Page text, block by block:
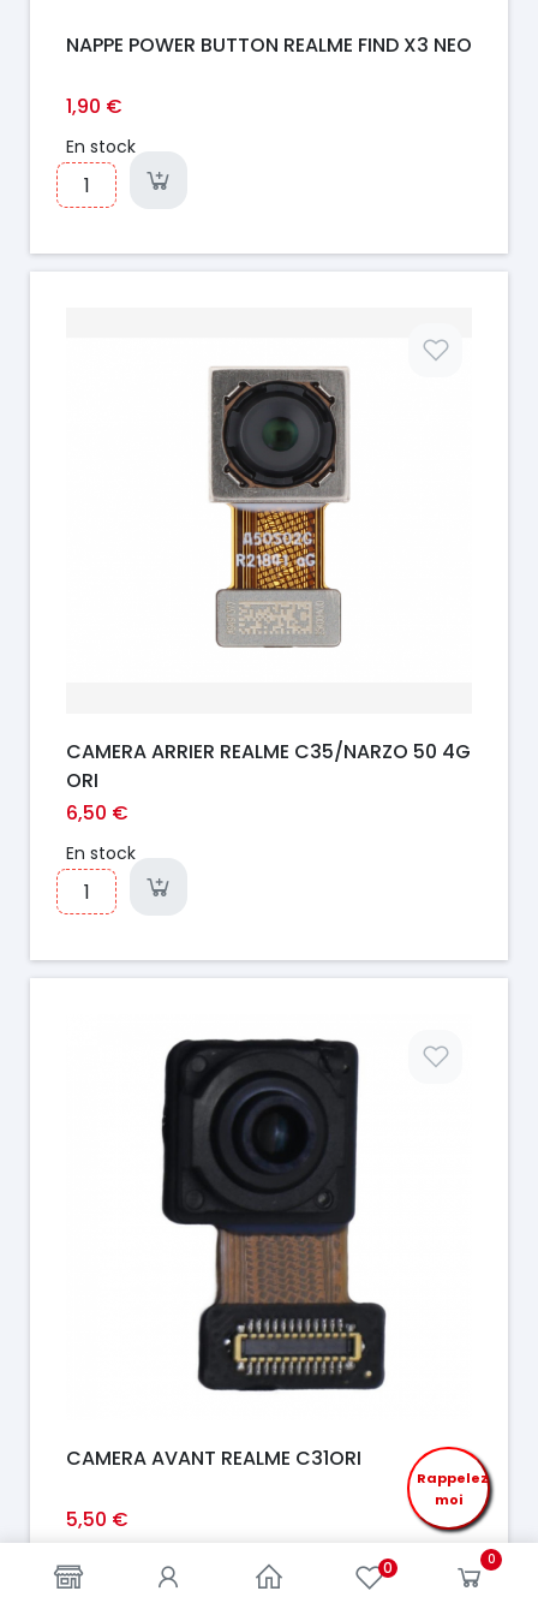
0 0
NAPPE POWER BUTTON REALME FIND X3 NEO
1,90 €
En stock
CAMERA ARRIER REALME C35/NARZO 50 4G
ORI
6,50 €
En stock
CAMERA AVANT REALME C31ORI
5,50 €
En stock
Rappelez
moi